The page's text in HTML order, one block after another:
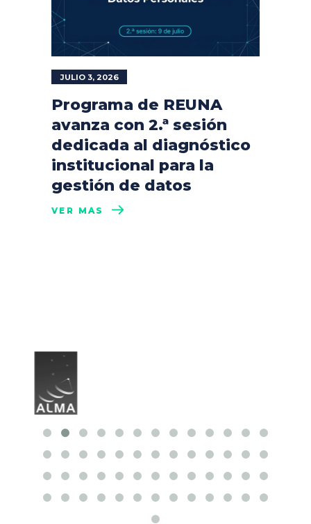
JULIO 3, 2026
Programa de REUNA
avanza con 2.ª sesión
dedicada al diagnóstico
institucional para la
gestión de datos
VER MÁS